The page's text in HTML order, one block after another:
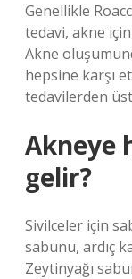
Genellikle
tedavi, akne
Akne
hepsine karşı
tedavilerden
Akneye
gelir?
Sivilceler için
sabunu, ardıç
Zeytinyağı